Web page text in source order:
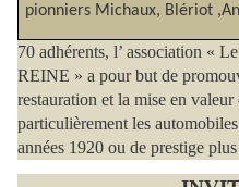
pionniers Michaux, Blériot
70 adhérents, l’ association «
REINE » a pour but de
restauration et la mise en
particulièrement les
années 1920 ou de prestige plus